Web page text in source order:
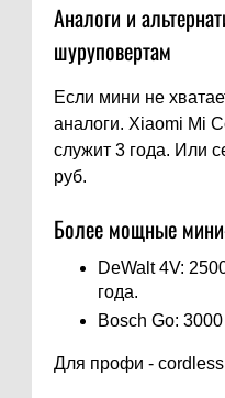
Аналоги и
шуруповертам
Если мини не
аналоги. Xiaomi Mi
служит 3 года. Или
руб.
Более мощные
DeWalt 4V:
года.
Bosch Go:
Для профи - cordless